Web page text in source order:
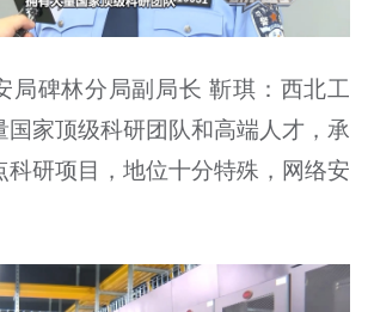
局碑林分局副局长 靳琪：西北工
国家顶级科研团队和高端人才，承
科研项目，地位十分特殊，网络安